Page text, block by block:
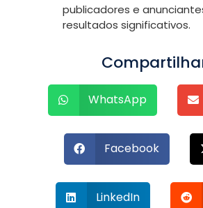
publicadores e
resultados significativos.
WhatsApp
Facebook
LinkedIn